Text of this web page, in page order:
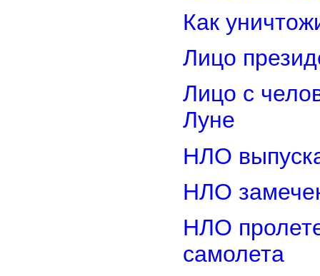
Как
Лицо
Лицо с
Луне
НЛО
НЛО
НЛО
самолета